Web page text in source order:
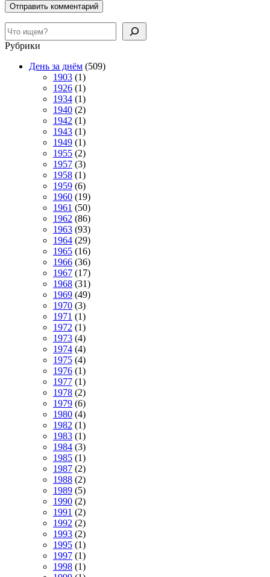
Поиск
Рубрики
День за днём (509)
1903 (1)
1926 (1)
1934 (1)
1940 (2)
1942 (1)
1943 (1)
1949 (1)
1955 (2)
1957 (3)
1958 (1)
1959 (6)
1960 (19)
1961 (50)
1962 (86)
1963 (93)
1964 (29)
1965 (16)
1966 (36)
1967 (17)
1968 (31)
1969 (49)
1970 (3)
1971 (1)
1972 (1)
1973 (4)
1974 (4)
1975 (4)
1976 (1)
1977 (1)
1978 (2)
1979 (6)
1980 (4)
1982 (1)
1983 (1)
1984 (3)
1985 (1)
1987 (2)
1988 (2)
1989 (5)
1990 (2)
1991 (2)
1992 (2)
1993 (2)
1995 (1)
1997 (1)
1998 (1)